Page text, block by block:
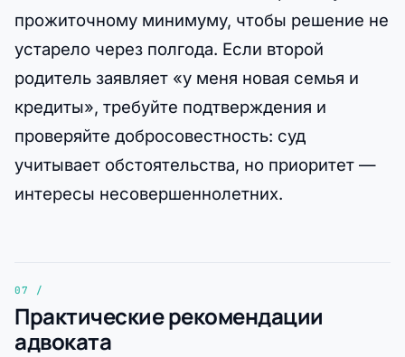
прожиточному минимуму, чтобы решение не
устарело через полгода. Если второй
родитель заявляет «у меня новая семья и
кредиты», требуйте подтверждения и
проверяйте добросовестность: суд
учитывает обстоятельства, но приоритет —
интересы несовершеннолетних.
Практические рекомендации
адвоката